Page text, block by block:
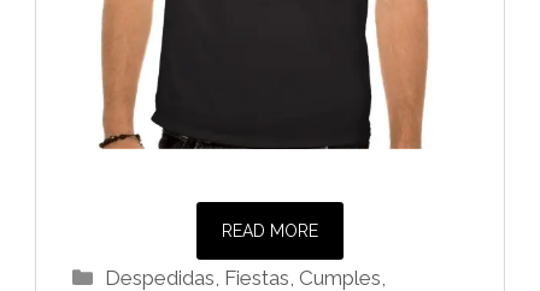
READ MORE
Categorías
Despedidas, Fiestas, Cumples